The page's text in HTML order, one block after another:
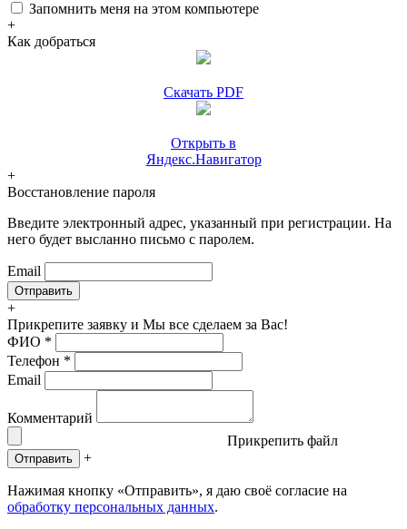
Запомнить меня на этом компьютере
+
Как добраться
Скачать PDF
Открыть в
Яндекс.Навигатор
+
Восстановление пароля
Введите электронный адрес, указанный при регистрации. На
него будет высланно письмо с паролем.
Email
+
Прикрепите заявку и Мы все сделаем за Вас!
ФИО *
Телефон *
Email
Комментарий
Прикрепить файл
Отправить +
Нажимая кнопку «Отправить», я даю своё согласие на
обработку персональных данных.